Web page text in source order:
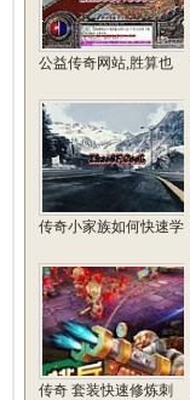
公益传奇网站,胜算也
传奇小家族如何快速学
传奇 套装快速修炼刺